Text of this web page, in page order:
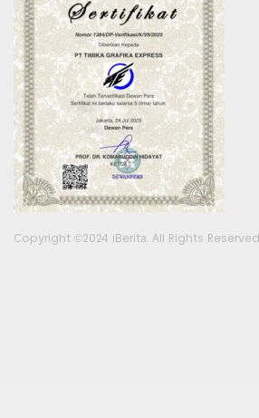
Copyright ©2024 iBerita. All Rights Reserved